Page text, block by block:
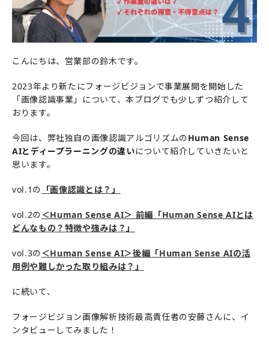
こんにちは、営業部の鈴木です。
2023年より新たにフォージビジョンで事業展開を開始した
「画像認識事業」について、本ブログでも少しずつ紹介して
おります。
今回は、弊社独自の画像認識アルゴリズムのHuman Sense
AIとディープラーニングの違いについて紹介していきたいと
思います。
vol.1の 「画像認識とは？」
vol.2の＜Human Sense AI＞ 前編「Human Sense AIとは
どんなもの？特徴や強みは？」
vol.3の＜Human Sense AI＞後編「Human Sense AIの活
用例や難しかった取り組みは？」
に続いて、
フォージビジョン画像解析技術最高責任者の安藤さんに、イ
ンタビューしてみました！